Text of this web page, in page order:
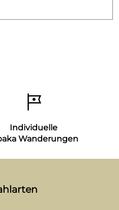
Individuelle
Wanderungen